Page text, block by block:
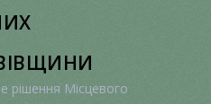
рішення Місцевого